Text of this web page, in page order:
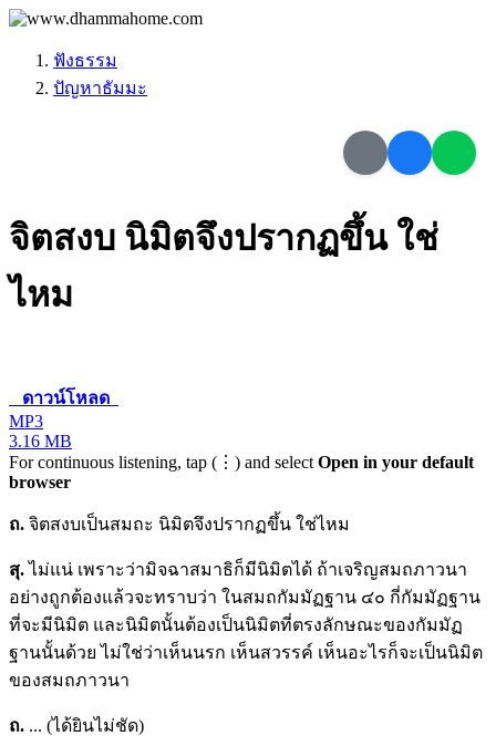
ฟังธรรม
ปัญหาธัมมะ
จิตสงบ นิมิตจึงปรากฏขึ้น ใช่
ไหม
ดาวน์โหลด
MP3
3.16 MB
For continuous listening, tap (⋮) and select Open in your default
browser
ถ. จิตสงบเป็นสมถะ นิมิตจึงปรากฏขึ้น ใช่ไหม
สุ.ไม่แน่ เพราะว่ามิจฉาสมาธิก็มีนิมิตได้ ถ้าเจริญสมถภาวนา
อย่างถูกต้องแล้วจะทราบว่า ในสมถกัมมัฏฐาน ๔๐ กี่กัมมัฏฐาน
ที่จะมีนิมิต และนิมิตนั้นต้องเป็นนิมิตที่ตรงลักษณะของกัมมัฏ
ฐานนั้นด้วย ไม่ใช่ว่าเห็นนรก เห็นสวรรค์ เห็นอะไรก็จะเป็นนิมิต
ของสมถภาวนา
ถ. ... (ได้ยินไม่ชัด)